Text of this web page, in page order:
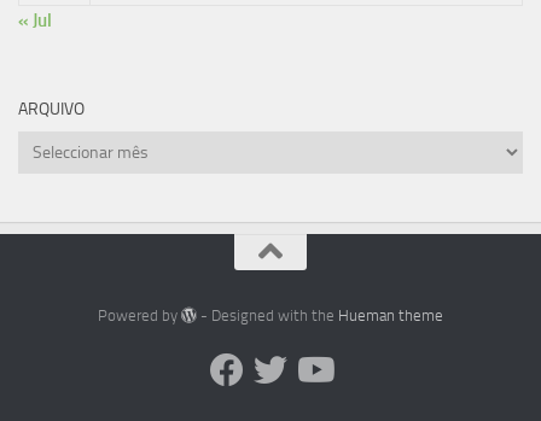
« Jul
ARQUIVO
Arquivo
Powered by - Designed with the Hueman theme